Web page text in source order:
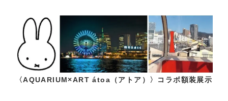
〈AQUARIUM×ART átoa（アトア）〉コラボ額装展示